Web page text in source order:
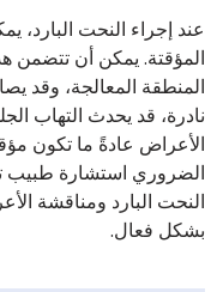
عند إجراء النحت البارد،
المؤقتة. يمكن أن تتضمن
المنطقة المعالجة، وقد
نادرة، قد يحدث التهاب
الأعراض عادةً ما تكون
الضروري استشارة طبيب
النحت البارد ومناقشة
بشكل فعال.